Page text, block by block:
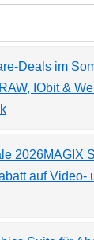
Deals im
IObit &
MAGIX
auf Video-